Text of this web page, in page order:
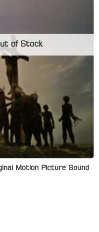
Motion Picture Sound
of Stock